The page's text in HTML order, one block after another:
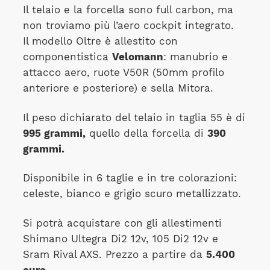
Il telaio e la forcella sono full carbon, ma
non troviamo più l’aero cockpit integrato.
Il modello Oltre è allestito con
componentistica Velomann: manubrio e
attacco aero, ruote V50R (50mm profilo
anteriore e posteriore) e sella Mitora.
Il peso dichiarato del telaio in taglia 55 è di
995 grammi,quello della forcella di 390
grammi.
Disponibile in 6 taglie e in tre colorazioni:
celeste, bianco e grigio scuro metallizzato.
Si potrà acquistare con gli allestimenti
Shimano Ultegra Di2 12v, 105 Di2 12v e
Sram Rival AXS. Prezzo a partire da 5.400